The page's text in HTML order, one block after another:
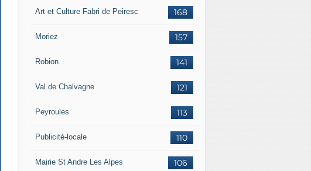
168
Art et Culture Fabri de Peiresc
157
Moriez
141
Robion
121
Val de Chalvagne
113
Peyroules
110
Publicité-locale
106
Mairie St Andre Les Alpes